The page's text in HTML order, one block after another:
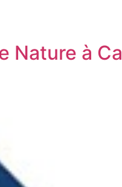
Nature à